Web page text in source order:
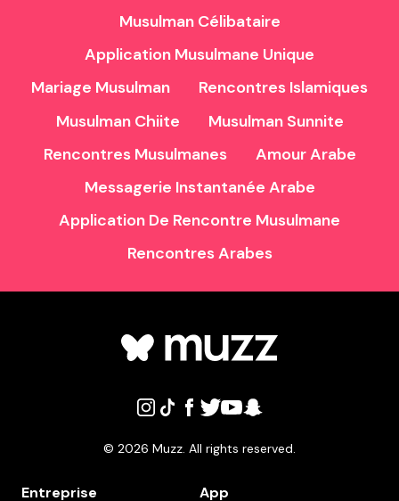
Musulman Célibataire
Application Musulmane Unique
Mariage Musulman
Rencontres Islamiques
Musulman Chiite
Musulman Sunnite
Rencontres Musulmanes
Amour Arabe
Messagerie Instantanée Arabe
Application De Rencontre Musulmane
Rencontres Arabes
© 2026 Muzz. All rights reserved.
Entreprise App